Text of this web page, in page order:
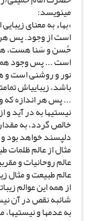
مى‏نویسد:
«بهاء به معناى
است از وجود. پس هر
حُسن و سَنا هست،
است ... پس وجود
نور و روشنى است و
باشد، زیبایى‏اش
... پس هر اندازه که
نیستى‏ها به در آید و
خالص گردد، به
دلپسند خواهد بود
مثال از عالم ظلمات
عالم روحانیات و
عالم طبیعت و مثال
از همه این عوالم
شائبه نقص در آن
به عدم‏ها و